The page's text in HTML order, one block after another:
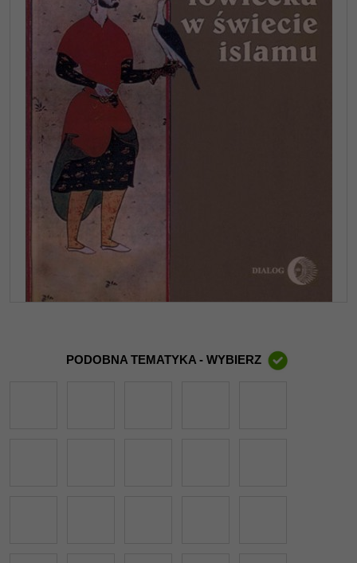
PODOBNA TEMATYKA - WYBIERZ